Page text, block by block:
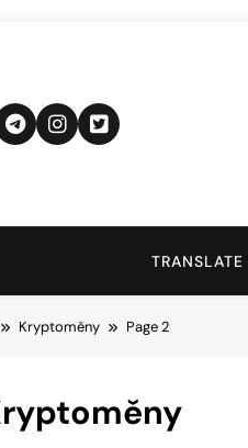
Kryptoměny Page 2